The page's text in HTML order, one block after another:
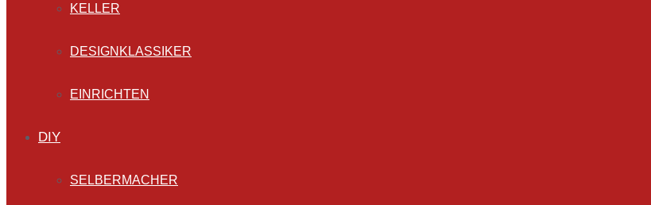
KELLER
DESIGNKLASSIKER
EINRICHTEN
DIY
SELBERMACHER